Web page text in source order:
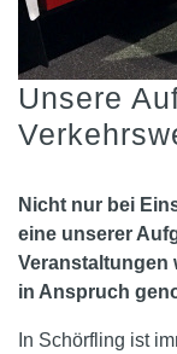
Unsere
Nicht nur bei
eine unserer
Veranstaltungen
in Anspruch
In Schörfling ist